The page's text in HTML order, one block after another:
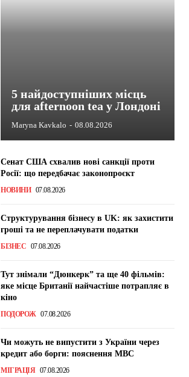
5 найдоступніших місць
для afternoon tea у Лондоні
Maryna Kavkalo - 08.08.2026
Сенат США схвалив нові санкції проти
Росії: що передбачає законопроєкт
НОВИНИ 07.08.2026
Структурування бізнесу в UK: як захистити
гроші та не переплачувати податки
БІЗНЕС 07.08.2026
Тут знімали “Дюнкерк” та ще 40 фільмів:
яке місце Британії найчастіше потрапляє в
кіно
ПОДОРОЖ 07.08.2026
Чи можуть не випустити з України через
кредит або борги: пояснення МВС
МІГРАЦІЯ 07.08.2026